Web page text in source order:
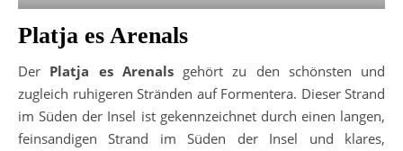
Platja es Arenals
Der Platja es Arenalsgehört zu den schönsten und
zugleich ruhigeren Stränden auf Formentera. Dieser Strand
im Süden der Insel ist gekennzeichnet durch einen langen,
feinsandigen Strand im Süden der Insel und klares,